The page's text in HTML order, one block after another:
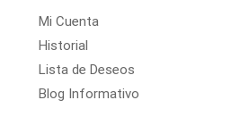
Mi Cuenta
Historial
Lista de Deseos
Blog Informativo